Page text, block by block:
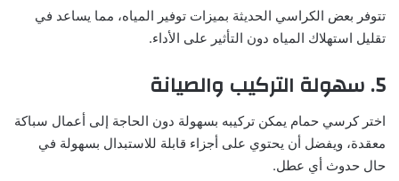
تتوفر بعض الكراسي الحديثة بميزات توفير المياه، مما يساعد في
تقليل استهلاك المياه دون التأثير على الأداء.
5. سهولة التركيب والصيانة
اختر كرسي حمام يمكن تركيبه بسهولة دون الحاجة إلى أعمال سباكة
معقدة، ويفضل أن يحتوي على أجزاء قابلة للاستبدال بسهولة في
حال حدوث أي عطل.